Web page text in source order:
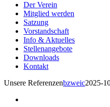
Der Verein
Mitglied werden
Satzung
Vorstandschaft
Info & Aktuelles
Stellenangebote
Downloads
Kontakt
Unsere Referenzenbzweic2025-